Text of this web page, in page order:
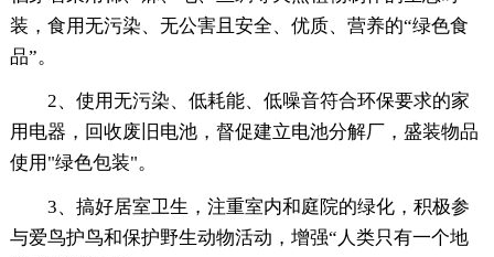
装，食用无污染、无公害且安全、优质、营养的“绿色食
品”。
2、使用无污染、低耗能、低噪音符合环保要求的家
用电器，回收废旧电池，督促建立电池分解厂，盛装物品
使用"绿色包装"。
3、搞好居室卫生，注重室内和庭院的绿化，积极参
与爱鸟护鸟和保护野生动物活动，增强“人类只有一个地